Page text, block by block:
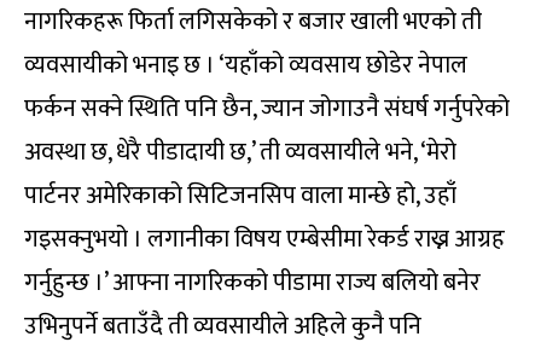
नागरिकहरू फिर्ता लगिसकेको र बजार खाली भएको ती
व्यवसायीको भनाइ छ । ‘यहाँको व्यवसाय छोडेर नेपाल
फर्कन सक्ने स्थिति पनि छैन, ज्यान जोगाउनै संघर्ष गर्नुपरेको
अवस्था छ, धेरै पीडादायी छ,’ ती व्यवसायीले भने, ‘मेरो
पार्टनर अमेरिकाको सिटिजनसिप वाला मान्छे हो, उहाँ
गइसक्नुभयो । लगानीका विषय एम्बेसीमा रेकर्ड राख्न आग्रह
गर्नुहुन्छ ।’ आफ्ना नागरिकको पीडामा राज्य बलियो बनेर
उभिनुपर्ने बताउँदै ती व्यवसायीले अहिले कुनै पनि